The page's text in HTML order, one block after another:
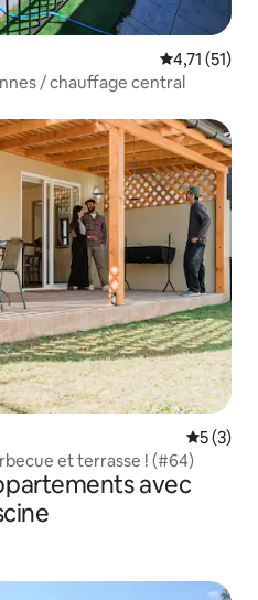
Évaluation
4,71 (51)
/ chauffage central
5 (3)
et terrasse ! (#64)
avec